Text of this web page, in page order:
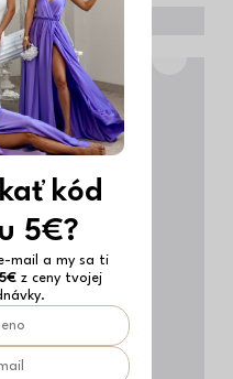
kód
5€?
mail a my sa ti
z ceny tvojej